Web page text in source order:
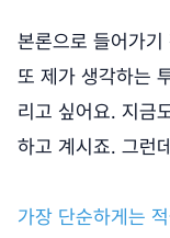
본론으로 들어가
또 제가 생각하는
리고 싶어요. 지금
하고 계시죠. 그런
가장 단순하게는